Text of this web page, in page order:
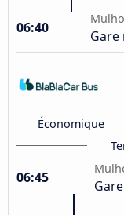
06:40
Économique
06:45